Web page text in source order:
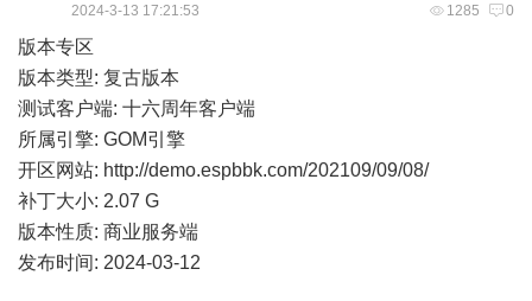
1285 0
2024-3-13 17:21:53
版本专区
版本类型: 复古版本
测试客户端: 十六周年客户端
所属引擎: GOM引擎
开区网站: http://demo.espbbk.com/202109/09/08/
补丁大小: 2.07 G
版本性质: 商业服务端
发布时间: 2024-03-12